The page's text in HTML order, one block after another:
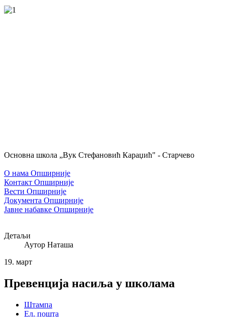
Основна школа „Вук Стефановић Караџић" - Старчево
О нама Опширније
Контакт Опширније
Вести Опширније
Документа Опширније
Јавне набавке Опширније
Детаљи
Аутор Наташа
19. март
Превенција насиља у школама
Штампа
Ел. пошта